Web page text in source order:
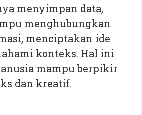
menyimpan data,
menghubungkan
menciptakan ide
konteks. Hal ini
mampu berpikir
dan kreatif.